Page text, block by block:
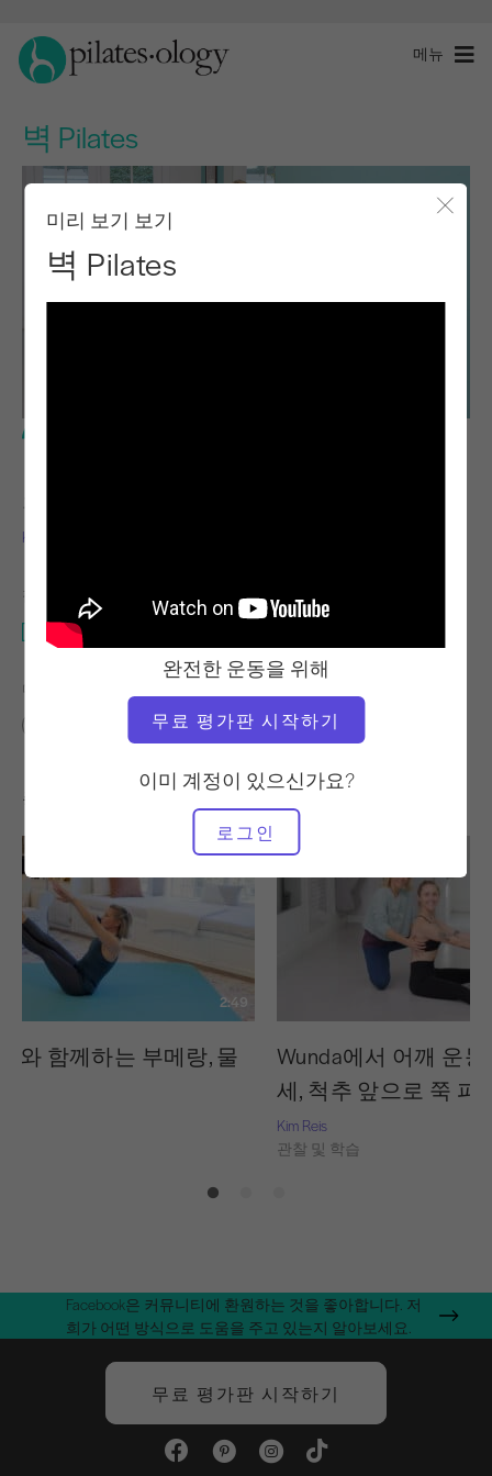
메뉴
벽 Pilates
미리 보기 보기
벽 Pilates
완전한 운동을 위해
무료 평가판 시작하기
이미 계정이 있으신가요?
로그인
Kim Reis
필요한 장비
스탠딩 Pilates & 더 월
다음에 대한 유사한 클래스 찾기
30분 - 40분 스탠딩 Pilates & 더 월
좋아할 만한 다른 운동
2:49
와 함께하는 부메랑, 물
Wunda에서 어깨 운
세, 척추 앞으로 쭉 펴
Kim Reis
관찰 및 학습
Facebook은 커뮤니티에 환원하는 것을 좋아합니다. 저
희가 어떤 방식으로 도움을 주고 있는지 알아보세요.
무료 평가판 시작하기